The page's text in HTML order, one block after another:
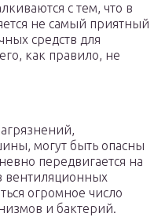
с тем, что в
не самый приятный
средств для
как правило, не
могут быть опасны
передвигается на
вентиляционных
огромное число
и бактерий.